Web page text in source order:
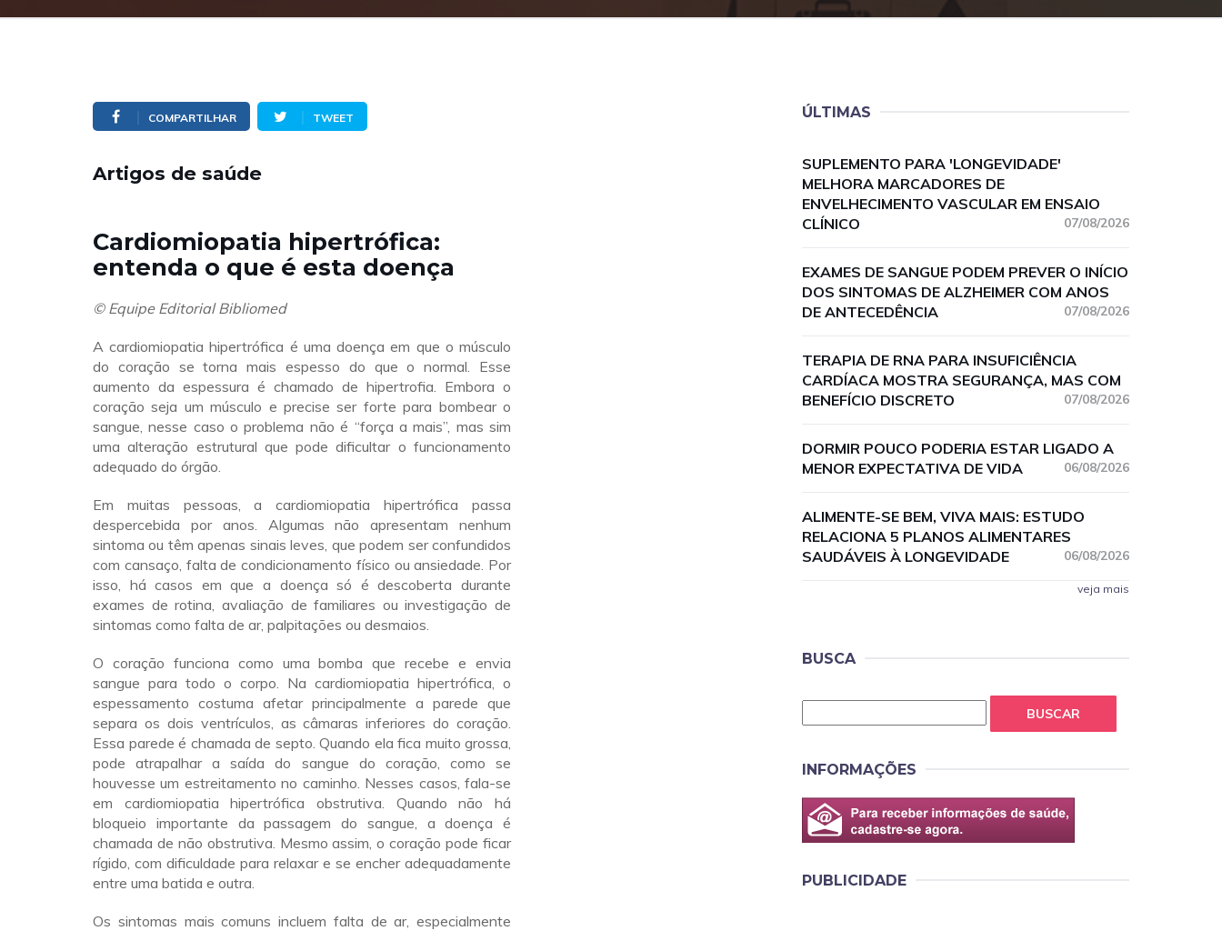
COMPARTILHAR TWEET
Artigos de saúde
Cardiomiopatia hipertrófica:
entenda o que é esta doença
© Equipe Editorial Bibliomed
A cardiomiopatia hipertrófica é uma doença em que o músculo
do coração se torna mais espesso do que o normal. Esse
aumento da espessura é chamado de hipertrofia. Embora o
coração seja um músculo e precise ser forte para bombear o
sangue, nesse caso o problema não é “força a mais”, mas sim
uma alteração estrutural que pode dificultar o funcionamento
adequado do órgão.
Em muitas pessoas, a cardiomiopatia hipertrófica passa
despercebida por anos. Algumas não apresentam nenhum
sintoma ou têm apenas sinais leves, que podem ser confundidos
com cansaço, falta de condicionamento físico ou ansiedade. Por
isso, há casos em que a doença só é descoberta durante
exames de rotina, avaliação de familiares ou investigação de
sintomas como falta de ar, palpitações ou desmaios.
O coração funciona como uma bomba que recebe e envia
sangue para todo o corpo. Na cardiomiopatia hipertrófica, o
espessamento costuma afetar principalmente a parede que
separa os dois ventrículos, as câmaras inferiores do coração.
Essa parede é chamada de septo. Quando ela fica muito grossa,
pode atrapalhar a saída do sangue do coração, como se
houvesse um estreitamento no caminho. Nesses casos, fala-se
em cardiomiopatia hipertrófica obstrutiva. Quando não há
bloqueio importante da passagem do sangue, a doença é
chamada de não obstrutiva. Mesmo assim, o coração pode ficar
rígido, com dificuldade para relaxar e se encher adequadamente
entre uma batida e outra.
Os sintomas mais comuns incluem falta de ar, especialmente
ÚLTIMAS
SUPLEMENTO PARA 'LONGEVIDADE'
MELHORA MARCADORES DE
ENVELHECIMENTO VASCULAR EM ENSAIO
CLÍNICO
07/08/2026
EXAMES DE SANGUE PODEM PREVER O INÍCIO
DOS SINTOMAS DE ALZHEIMER COM ANOS
DE ANTECEDÊNCIA
07/08/2026
TERAPIA DE RNA PARA INSUFICIÊNCIA
CARDÍACA MOSTRA SEGURANÇA, MAS COM
BENEFÍCIO DISCRETO
07/08/2026
DORMIR POUCO PODERIA ESTAR LIGADO A
MENOR EXPECTATIVA DE VIDA
06/08/2026
ALIMENTE-SE BEM, VIVA MAIS: ESTUDO
RELACIONA 5 PLANOS ALIMENTARES
SAUDÁVEIS À LONGEVIDADE
06/08/2026
veja mais
BUSCA
BUSCAR
INFORMAÇÕES
PUBLICIDADE